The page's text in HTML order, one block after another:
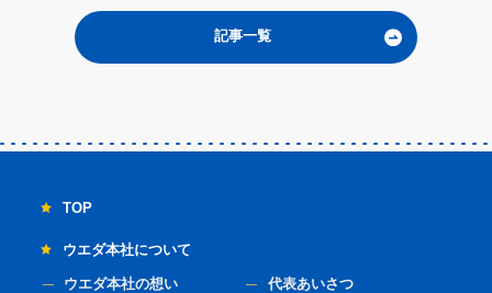
記事一覧
TOP
ウエダ本社について
ウエダ本社の想い 代表あいさつ